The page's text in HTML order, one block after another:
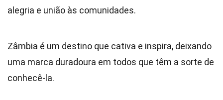
alegria e união às comunidades.
Zâmbia é um destino que cativa e inspira, deixando
uma marca duradoura em todos que têm a sorte de
conhecê-la.